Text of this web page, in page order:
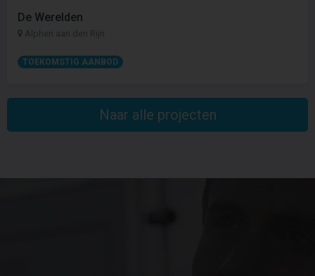
De Werelden
Alphen aan den Rijn
TOEKOMSTIG AANBOD
Naar alle projecten